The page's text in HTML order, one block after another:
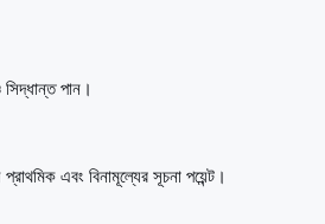
সিদ্ধান্ত পান।
এবং বিনামূল্যের সূচনা পয়েন্ট।